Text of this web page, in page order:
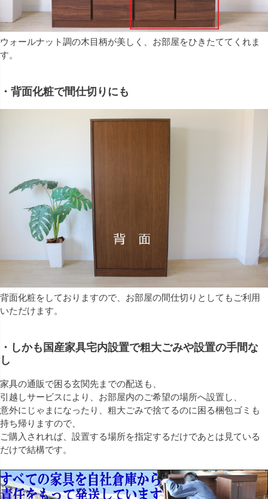
ウォールナット調の木目柄が美しく、お部屋をひきたててくれま
す。
・背面化粧で間仕切りにも
背面化粧をしておりますので、お部屋の間仕切りとしてもご利用
いただけます。
・しかも国産家具宅内設置で粗大ごみや設置の手間な
し
家具の通販で困る玄関先までの配送も、
引越しサービスにより、お部屋内のご希望の場所へ設置し、
意外にじゃまになったり、粗大ごみで捨てるのに困る梱包ゴミも
持ち帰りますので、
ご購入されれば、設置する場所を指定するだけであとは見ている
だけで結構です。